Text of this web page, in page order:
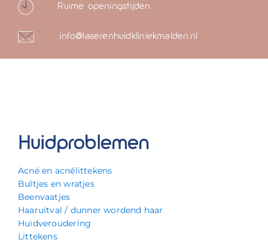
Ruime openingstijden
info@laserenhuidkliniekmalden.nl
Huidproblemen
Acné en acnélittekens
Bultjes en wratjes
Beenvaatjes
Haaruitval / dunner wordend haar
Huidveroudering
Littekens